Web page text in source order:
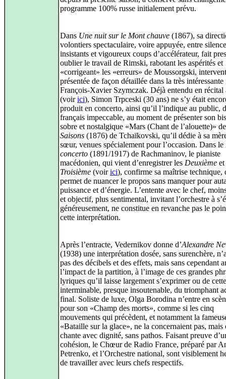
programme 100% russe initialement prévu.
Dans Une nuit sur le Mont chauve (1867), sa
volontiers spectaculaire, voire appuyée, entre
insistants et vigoureux coups d’accélérateur, fait
oublier le travail de Rimski, rabotant les aspérités et
«corrigeant» les «erreurs» de Moussorgski,
présentée de façon détaillée dans la très
François-Xavier Szymczak. Déjà entendu en récital
(voirici), Simon Trpceski (30 ans) ne s’y était
produit en concerto, ainsi qu’il l’indique au public,
français impeccable, au moment de présenter son
sobre et nostalgique «Mars (Chant de l’alouette)»
Saisons (1876) de Tchaïkovski, qu’il dédie à sa
sœur, venues spécialement pour l’occasion. Dans le
concerto (1891/1917) de Rachmaninov, le pianiste
macédonien, qui vient d’enregistrer les Deuxième et
Troisième (voirici), confirme sa maîtrise technique,
permet de nuancer le propos sans manquer pour
puissance et d’énergie. L’entente avec le chef,
et objectif, plus sentimental, invitant l’orchestre à
généreusement, ne constitue en revanche pas le
cette interprétation.
Après l’entracte, Vedernikov donne d’Alexandre
(1938) une interprétation dosée, sans surenchère,
pas des décibels et des effets, mais sans cependant
l’impact de la partition, à l’image de ces grandes
lyriques qu’il laisse largement s’exprimer ou de
interminable, presque insoutenable, du triomphant
final. Soliste de luxe, Olga Borodina n’entre en
pour son «Champ des morts», comme si les cinq
mouvements qui précèdent, et notamment la
«Bataille sur la glace», ne la concernaient pas, mais
chante avec dignité, sans pathos. Faisant preuve
cohésion, le Chœur de Radio France, préparé par
Petrenko, et l’Orchestre national, sont visiblement
de travailler avec leurs chefs respectifs.